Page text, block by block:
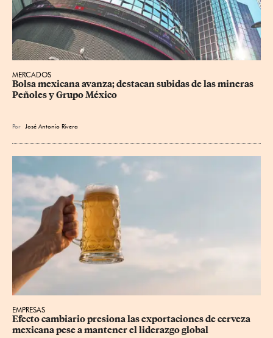
MERCADOS
Bolsa mexicana avanza; destacan subidas de las mineras
Peñoles y Grupo México
Por José Antonio Rivera
EMPRESAS
Efecto cambiario presiona las exportaciones de cerveza
mexicana pese a mantener el liderazgo global